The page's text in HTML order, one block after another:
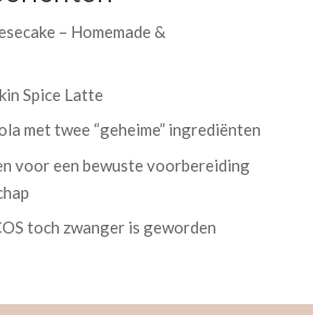
– Homemade &
Spice Latte
met twee “geheime” ingrediënten
voor een bewuste voorbereiding
toch zwanger is geworden